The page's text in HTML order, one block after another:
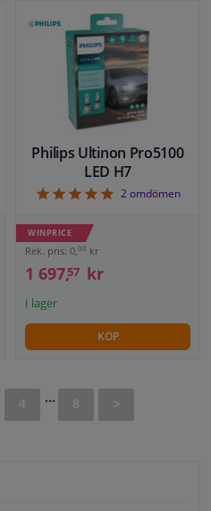
Philips Ultinon Pro5100
LED H7
52omdömen
WINPRICE
Rek. pris: 0, 00 kr
1 697,57 kr
I lager
KÖP
4 ... 8 >